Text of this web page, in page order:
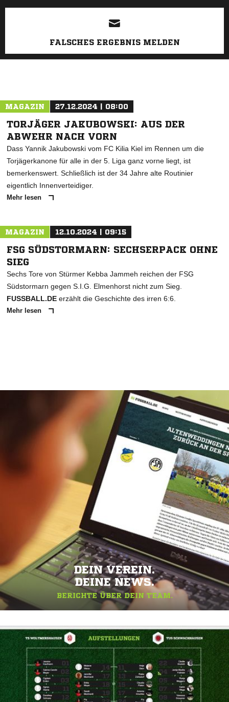
FALSCHES ERGEBNIS MELDEN
MAGAZIN 27.12.2024 | 08:00
TORJÄGER JAKUBOWSKI: AUS DER
ABWEHR NACH VORN
Dass Yannik Jakubowski vom FC Kilia Kiel im Rennen um die
Torjägerkanone für alle in der 5. Liga ganz vorne liegt, ist
bemerkenswert. Schließlich ist der 34 Jahre alte Routinier
eigentlich Innenverteidiger.
Mehr lesen
MAGAZIN 12.10.2024 | 09:15
FSG SÜDSTORMARN: SECHSERPACK OHNE
SIEG
Sechs Tore von Stürmer Kebba Jammeh reichen der FSG
Südstormarn gegen S.I.G. Elmenhorst nicht zum Sieg.
FUSSBALL.DE erzählt die Geschichte des irren 6:6.
Mehr lesen
DEIN VEREIN.
DEINE NEWS.
BERICHTE ÜBER DEIN TEAM.